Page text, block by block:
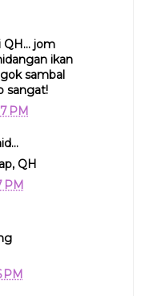
jom
ikan
sambal
sangat!
PM
QH
PM
PM